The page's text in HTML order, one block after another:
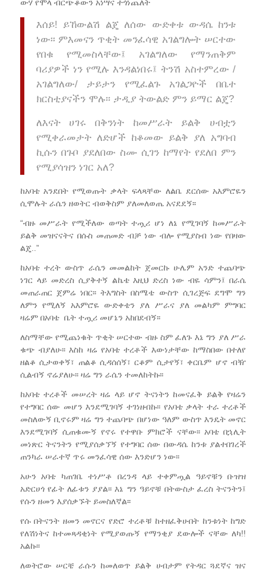
ውሃ የሞላ ብርጭቆውን አነሣና ተጎነጨለት
እሰይ! ይኸውልሽ ልጄ ለሰው ውድቀቱ ውዳሴ ከንቱ
ነው፡፡ ምእመናን ጥቂት መንፈሳዊ አገልግሎት ሠርተው
የበቁ የሚመስላቸው፤ አገልግለው የማንጠቅም
ባሪያዎች ነን የሚሉ እንዳልነበሩ፤ ትንሽ አስተምረው /
አገልግለው/ ታይታን የሚፈልጉ አገልጋዮች በቤተ
ክርስቲያናችን ሞሉ፡፡ ታዲያ ትውልድ ምን ይማር ልጄ?
ለእናት ሀገሩ በቅንነት ከመሥራት ይልቅ ሀብቷን
የሚቀራመታት ለድሆች ከቆመው ይልቅ ያለ አግባብ
ኪሱን በጉቦ ያደለበው ስሙ ሲገን ከማየት የደለበ ምን
የሚያሳዝን ነገር አለ?
ከአባቴ አንደበት የሚወጡት ቃላት ፍላጻቸው ለልቤ ደርሰው አእምሮዬን
ሲሞሉት ራሴን ዘወትር ብወቅስም ያለመለወጤ አናደደኝ፡፡
“ብዙ መሥራት የሚችለው ወጣት ተጧሪ ሆነ ለኔ የሚገባኝ ከመሥራት
ይልቅ መዝናናትና በሱስ መጠመድ ብቻ ነው ብሎ የሚያስብ ነው የበዛው
ልጄ..”
ከአባቴ ተረት ውስጥ ራሴን መመልከት ጀመርኩ ሁሌም አንድ ተጨባጭ
ነገር ላይ መድረስ ሲያቅተኝ ልኬቴ እዚህ ድረስ ነው ብዬ ሳምን፤ በራሴ
መጠራጠር ጀምሬ ነበር፡፡ ትእግስት በስሜቴ ውስጥ ሲገረጅፍ ደግሞ ግን
ለምን የሚለኝ አእምሮዬ ውድቀቴን ያለ ሥራና ያለ መልካም ምግባር
ዛሬም በአባቴ ቤት ተጧሪ መሆኔን አከበደብኝ፡፡
ለስማቸው የሚጨነቁት ጥቂት ሠርተው ብዙ ስም ፈለጉ እኔ ግን ያለ ሥራ
ቁጭ ብያለሁ፡፡ እስከ ዛሬ የአባቴ ተረቶች እውነታቸው ከማስበው በተለየ
ዘልቆ ሲታወቀኝ፣ ጠልቆ ሲዳሰሰኝ፣ ርቆም ሲታየኝ፣ ቀርቤም ሆኖ ብዥ
ሲልብኝ ኖሬያለሁ፡፡ ዛሬ ግን ራሴን ተመለከትኩ፡፡
ከአባቴ ተረቶች መሠረት ዛሬ ላይ ሆኖ ትናነትን ከመናፈቅ ይልቅ የዛሬን
የተግባር ሰው መሆን እንደሚገባኝ ተገነዘብኩ፡፡ የአባቴ ቃላት ተራ ተረቶች
መስለውኝ ቢኖሩም ዛሬ ግን ተጨባጭ በሆነው ዓለም ውስጥ እንዴት መኖር
እንደሚገባኝ ሲጠቁሙኝ የኖሩ የተዋቡ ምክሮች ናቸው፡፡ አባቴ በኋሊት
መነጽር ትናንትን የሚያሰቃኘኝ የተግባር ሰው በውዳሴ ከንቱ ያልተበገረች
ጠንካራ ሠራተኛ ጥሩ መንፈሳዊ ሰው እንድሆን ነው፡፡
አሁን አባቴ ካጠገቤ ተነሥቶ በረንዳ ላይ ተቀምጧል ዓይኖቹን ቡዝዝ
አድርሀጎ የፊት ለፊቱን ያያል፡፡ እኔ ግን ዓይኖቹ በትውስታ ፈረስ ትናንትን፤
የሱን ዘመን እያሰቃኙት ይመስለኛል፡፡
የሱ በትናንት ዘመን መኖርና የድሮ ተረቶቹ ከተዘፈቅሁበት ከንቱነት ከግድ
የለሽነትና ከተመጻዳቂነት የሚያወጡኝ የማንቂያ ደውሎች ናቸው ለካ!!
አልኩ፡፡
ለወትሮው ሠርቼ ራሱን ከመለወጥ ይልቅ ሀብታም የትዳር ጓደኛና ዝና